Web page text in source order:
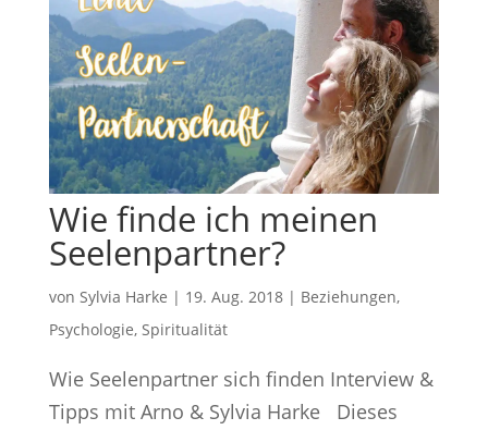
Wie finde ich meinen
Seelenpartner?
von Sylvia Harke | 19. Aug. 2018| Beziehungen,
Psychologie, Spiritualität
Wie Seelenpartner sich finden Interview &
Tipps mit Arno & Sylvia Harke Dieses